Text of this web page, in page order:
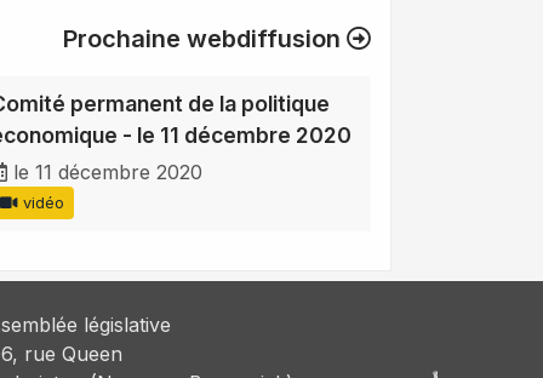
Prochaine webdiffusion
permanent de la politique
- le 11 décembre 2020
le 11 décembre 2020
vidéo
législative
rue Queen